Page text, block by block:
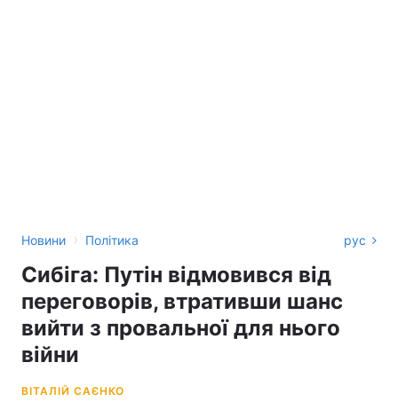
Новини › Політика рус
Сибіга: Путін відмовився від
переговорів, втративши шанс
вийти з провальної для нього
війни
ВІТАЛІЙ САЄНКО